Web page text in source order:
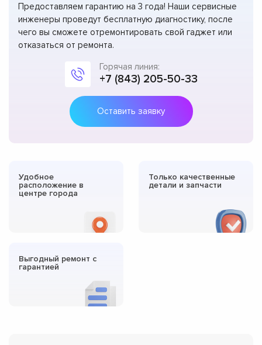
Предоставляем гарантию на 3 года! Наши сервисные
инженеры проведут бесплатную диагностику, после
чего вы сможете отремонтировать свой гаджет или
отказаться от ремонта.
Горячая линия:
+7 (843) 205-50-33
Оставить заявку
Удобное
расположение в
центре города
Только качественные
детали и запчасти
Выгодный ремонт с
гарантией